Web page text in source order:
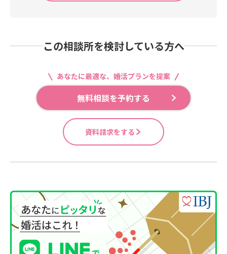
この相談所を検討している方へ
あなたに最適な、婚活プランを提案
無料相談を予約する
資料請求をする